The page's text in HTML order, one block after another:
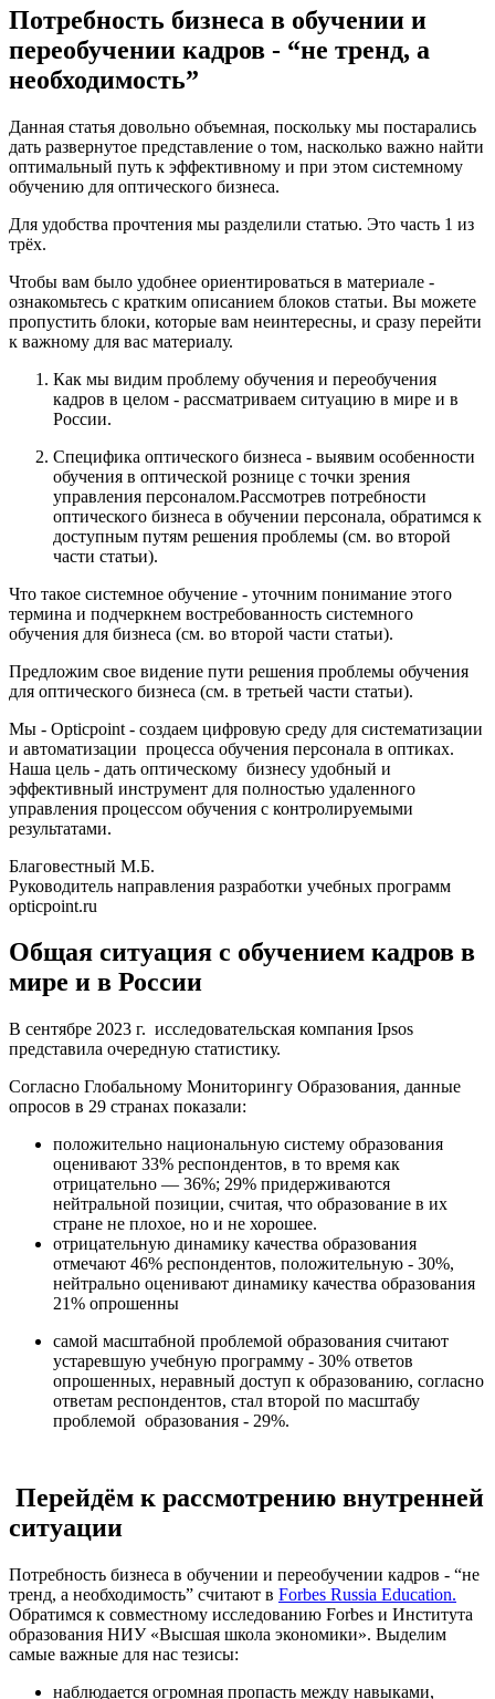
Потребность бизнеса в обучении и
переобучении кадров - “не тренд, а
необходимость”
Данная статья довольно объемная, поскольку мы постарались
дать развернутое представление о том, насколько важно найти
оптимальный путь к эффективному и при этом системному
обучению для оптического бизнеса.
Для удобства прочтения мы разделили статью. Это часть 1 из
трёх.
Чтобы вам было удобнее ориентироваться в материале -
ознакомьтесь с кратким описанием блоков статьи. Вы можете
пропустить блоки, которые вам неинтересны, и сразу перейти
к важному для вас материалу.
Как мы видим проблему обучения и переобучения
кадров в целом - рассматриваем ситуацию в мире и в
России.
Специфика оптического бизнеса - выявим особенности
обучения в оптической рознице с точки зрения
управления персоналом.Рассмотрев потребности
оптического бизнеса в обучении персонала, обратимся к
доступным путям решения проблемы (см. во второй
части статьи).
Что такое системное обучение - уточним понимание этого
термина и подчеркнем востребованность системного
обучения для бизнеса (см. во второй части статьи).
Предложим свое видение пути решения проблемы обучения
для оптического бизнеса (см. в третьей части статьи).
Мы - Opticpoint - создаем цифровую среду для систематизации
и автоматизации процесса обучения персонала в оптиках.
Наша цель - дать оптическому бизнесу удобный и
эффективный инструмент для полностью удаленного
управления процессом обучения с контролируемыми
результатами.
Благовестный М.Б.
Руководитель направления разработки учебных программ
opticpoint.ru
Общая ситуация с обучением кадров в
мире и в России
В сентябре 2023 г. исследовательская компания Ipsos
представила очередную статистику.
Согласно Глобальному Мониторингу Образования, данные
опросов в 29 странах показали:
положительно национальную систему образования
оценивают 33% респондентов, в то время как
отрицательно — 36%; 29% придерживаются
нейтральной позиции, считая, что образование в их
стране не плохое, но и не хорошее.
отрицательную динамику качества образования
отмечают 46% респондентов, положительную - 30%,
нейтрально оценивают динамику качества образования
21% опрошенны
самой масштабной проблемой образования считают
устаревшую учебную программу - 30% ответов
опрошенных, неравный доступ к образованию, согласно
ответам респондентов, стал второй по масштабу
проблемой образования - 29%.
Перейдём к рассмотрению внутренней
ситуации
Потребность бизнеса в обучении и переобучении кадров - “не
тренд, а необходимость” считают в Forbes Russia Education.
Обратимся к совместному исследованию Forbes и Института
образования НИУ «Высшая школа экономики». Выделим
самые важные для нас тезисы:
наблюдается огромная пропасть между навыками,